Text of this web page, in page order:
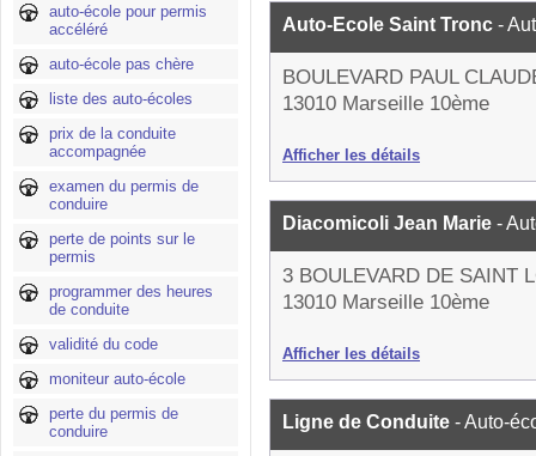
auto-école pour permis
accéléré
auto-école pas chère
liste des auto-écoles
prix de la conduite
accompagnée
examen du permis de
conduire
perte de points sur le
permis
programmer des heures
de conduite
validité du code
moniteur auto-école
perte du permis de
conduire
Auto-Ecole Saint Tronc -
BOULEVARD PAUL
13010 Marseille 10ème
Afficher les détails
Diacomicoli Jean Marie -
3 BOULEVARD DE SAINT
13010 Marseille 10ème
Afficher les détails
Ligne de Conduite - Auto-